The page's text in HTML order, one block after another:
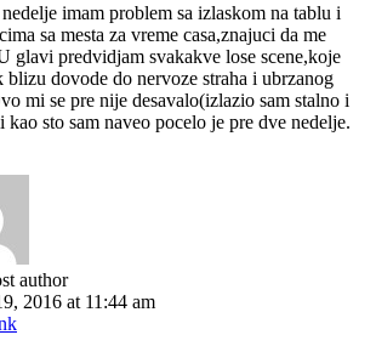
imam problem sa izlaskom na tablu i
sa mesta za vreme casa,znajuci da me
glavi predvidjam svakakve lose scene,koje
blizu dovode do nervoze straha i ubrzanog
mi se pre nije desavalo(izlazio sam stalno i
sto sam naveo pocelo je pre dve nedelje.
author
2016 at 11:44 am